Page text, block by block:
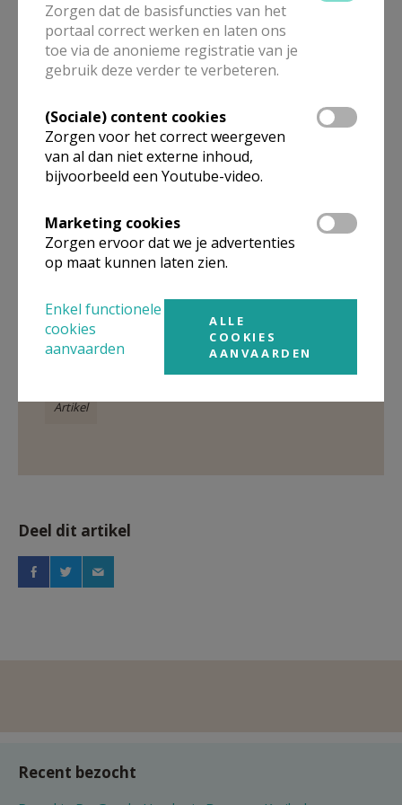
Zwijndrecht was.
De families ontvangen voor deze gedachtenisviering
een persoonlijke uitnodiging, enkele weken vooraf.
Uiteraard blijven we onze overledenen ook
herdenken op of rond Allerzielen.
Gepubliceerd door
Zwijndrecht
Artikel
Deel dit artikel
Recent bezocht
Zorgen dat de basisfuncties van het
portaal correct werken en laten ons
toe via de anonieme registratie van je
gebruik deze verder te verbeteren.
(Sociale) content cookies
Zorgen voor het correct weergeven
van al dan niet externe inhoud,
bijvoorbeeld een Youtube-video.
Marketing cookies
Zorgen ervoor dat we je advertenties
op maat kunnen laten zien.
Enkel functionele
cookies
aanvaarden
ALLE
COOKIES
AANVAARDEN